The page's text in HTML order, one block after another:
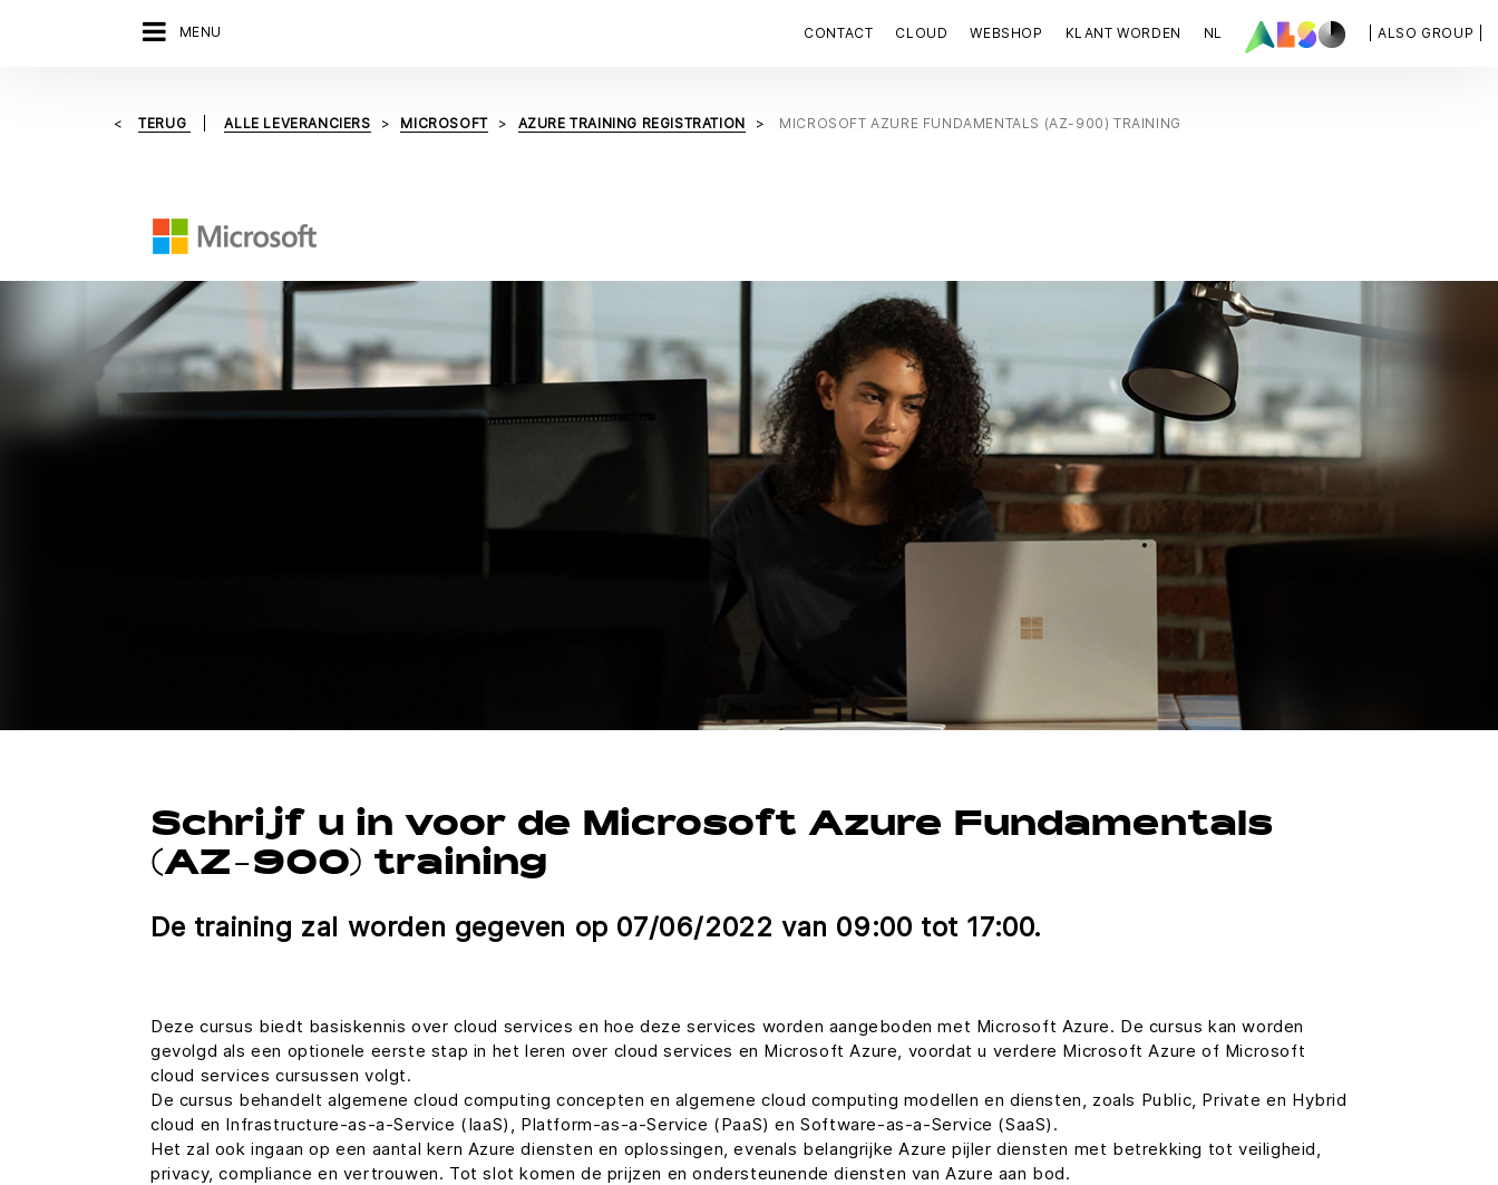
MENU | ALSO GROUP |
CONTACT CLOUD WEBSHOP KLANT WORDEN NL
TERUG ALLE LEVERANCIERS MICROSOFT AZURE TRAINING REGISTRATION MICROSOFT AZURE FUNDAMENTALS (AZ-900) TRAINING
Schrijf u in voor de Microsoft Azure Fundamentals
(AZ-900) training
De training zal worden gegeven op 07/06/2022 van 09:00 tot 17:00.
Deze cursus biedt basiskennis over cloud services en hoe deze services worden aangeboden met Microsoft Azure. De cursus kan worden
gevolgd als een optionele eerste stap in het leren over cloud services en Microsoft Azure, voordat u verdere Microsoft Azure of Microsoft
cloud services cursussen volgt.
De cursus behandelt algemene cloud computing concepten en algemene cloud computing modellen en diensten, zoals Public, Private en Hybrid
cloud en Infrastructure-as-a-Service (IaaS), Platform-as-a-Service (PaaS) en Software-as-a-Service (SaaS).
Het zal ook ingaan op een aantal kern Azure diensten en oplossingen, evenals belangrijke Azure pijler diensten met betrekking tot veiligheid,
privacy, compliance en vertrouwen. Tot slot komen de prijzen en ondersteunende diensten van Azure aan bod.